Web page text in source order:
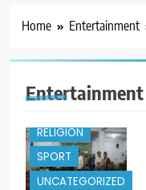
Home Entertainment
Entertainment
NASIONAL
PENDIDIKAN
RELIGION
SPORT
UNCATEGORIZED